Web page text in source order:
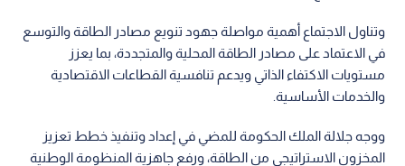
وتناول الاجتماع أهمية مواصلة جهود تنويع مصادر الطاقة والتوسع
في الاعتماد على مصادر الطاقة المحلية والمتجددة، بما يعزز
مستويات الاكتفاء الذاتي ويدعم تنافسية القطاعات الاقتصادية
والخدمات الأساسية.
ووجه جلالة الملك الحكومة للمضي في إعداد وتنفيذ خطط تعزيز
المخزون الاستراتيجي من الطاقة، ورفع جاهزية المنظومة الوطنية